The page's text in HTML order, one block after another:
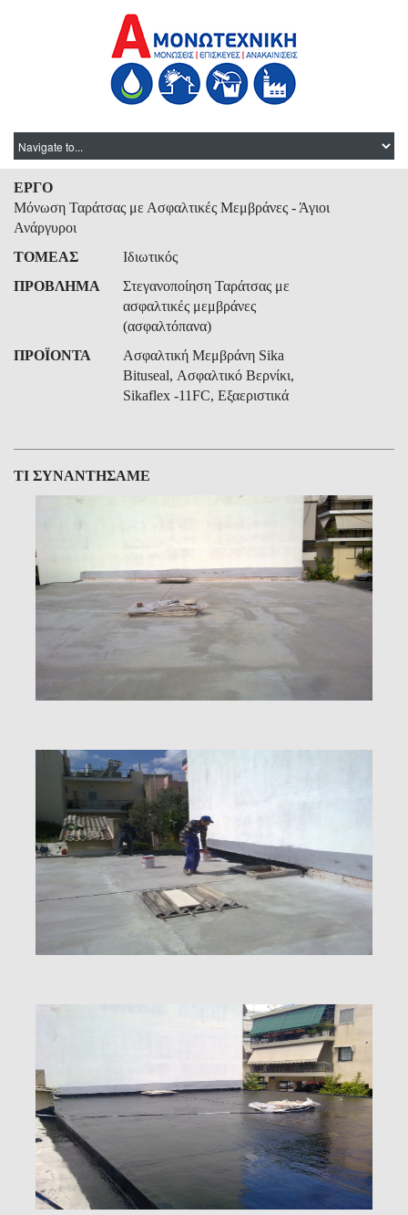
ΕΡΓΟ
Μόνωση Ταράτσας με Ασφαλτικές Μεμβράνες - Άγιοι
Ανάργυροι
ΤΟΜΕΑΣ
Ιδιωτικός
ΠΡΟΒΛΗΜΑ
Στεγανοποίηση Ταράτσας με
ασφαλτικές μεμβράνες
(ασφαλτόπανα)
ΠΡΟΪΟΝΤΑ
Ασφαλτική Μεμβράνη Sika
Bituseal, Ασφαλτικό Βερνίκι,
Sikaflex -11FC, Εξαεριστικά
ΤΙ ΣΥΝΑΝΤΗΣΑΜΕ